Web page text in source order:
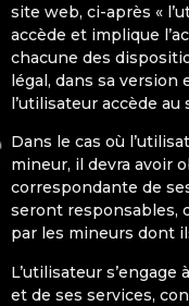
8. Législation et
site web, ci-après «
accède et implique
chacune des
légal, dans sa version
l’utilisateur accède au
Dans le cas où
mineur, il devra avoir
correspondante de
seront responsables,
par les mineurs dont
L’utilisateur
et de ses services,